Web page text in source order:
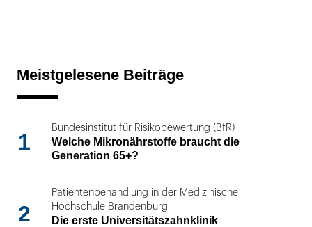
Meistgelesene Beiträge
1
Bundesinstitut für Risikobewertung (BfR)
Welche Mikronährstoffe braucht die
Generation 65+?
2
Patientenbehandlung in der Medizinische
Hochschule Brandenburg
Die erste Universitätszahnklinik